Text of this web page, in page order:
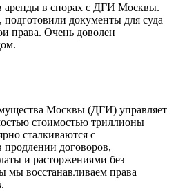
аренды в спорах с ДГИ Москвы.
документы для суда
права. Очень доволен
Москвы (ДГИ) управляет
стоимостью триллионы
сталкиваются с
договоров,
и расторжениями без
мы восстанавливаем права